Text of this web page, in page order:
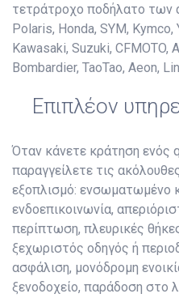
τετράτροχο ποδήλατο
Polaris, Honda, SYM, Kymco,
Kawasaki, Suzuki, CFMOTO,
Bombardier, TaoTao, Aeon,
Επιπλέον
Όταν κάνετε κράτηση ενός
παραγγείλετε τις
εξοπλισμό: ενσωματωμένο
ενδοεπικοινωνία,
περίπτωση, πλευρικές
ξεχωριστός οδηγός ή
ασφάλιση, μονόδρομη
ξενοδοχείο, παράδοση στο